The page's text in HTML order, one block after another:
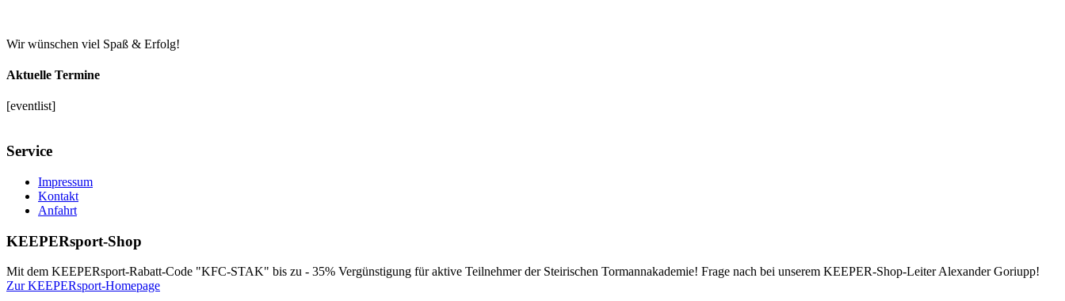
Wir wünschen viel Spaß & Erfolg!
Aktuelle Termine
[eventlist]
Service
Impressum
Kontakt
Anfahrt
KEEPERsport-Shop
Mit dem KEEPERsport-Rabatt-Code "KFC-STAK" bis zu - 35% Vergünstigung für aktive Teilnehmer der Steirischen Tormannakademie! Frage nach bei unserem KEEPER-Shop-Leiter Alexander Goriupp!
Zur KEEPERsport-Homepage